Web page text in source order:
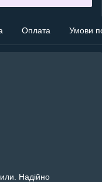
Оплата Умови
Надійно